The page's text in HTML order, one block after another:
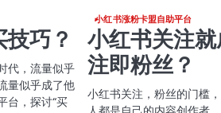
巧？
代，流量似乎
量似乎成了他
台，探讨“买
小红书涨粉卡盟自助平台
小红书关注
注即粉丝？
小红书关注，粉丝的门槛